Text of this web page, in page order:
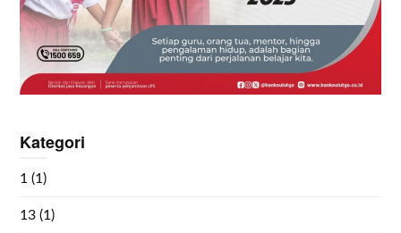
Kategori
1 (1)
13 (1)